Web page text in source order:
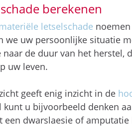
berekenen
letselschade
we uw persoonlijke situatie
de duur van het
uw leven.
geeft enig inzicht in de
u bijvoorbeeld denken
dwarslaesie of amputatie